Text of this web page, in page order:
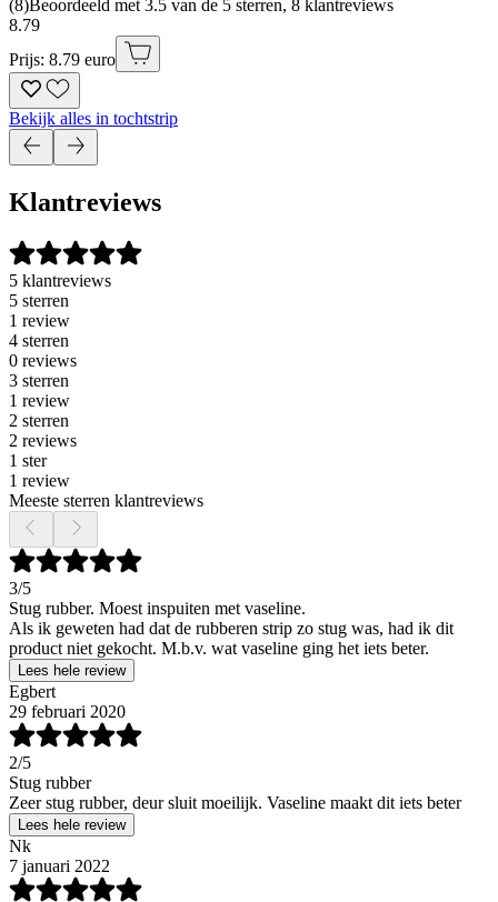
(8)Beoordeeld met 3.5 van de 5 sterren, 8 klantreviews
8.79
Prijs: 8.79 euro
Bekijk alles in tochtstrip
Klantreviews
5 klantreviews
5 sterren
1 review
4 sterren
0 reviews
3 sterren
1 review
2 sterren
2 reviews
1 ster
1 review
Meeste sterren klantreviews
3/5
Stug rubber. Moest inspuiten met vaseline.
Als ik geweten had dat de rubberen strip zo stug was, had ik dit
product niet gekocht. M.b.v. wat vaseline ging het iets beter.
Lees hele review
Egbert
29 februari 2020
2/5
Stug rubber
Zeer stug rubber, deur sluit moeilijk. Vaseline maakt dit iets beter
Lees hele review
Nk
7 januari 2022